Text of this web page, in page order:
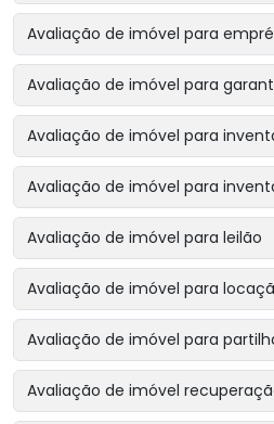
Avaliação de imóvel para
Avaliação de imóvel para
Avaliação de imóvel para
Avaliação de imóvel para
Avaliação de imóvel para leilão
Avaliação de imóvel para
Avaliação de imóvel para
Avaliação de imóvel